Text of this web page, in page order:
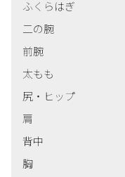
ふくらはぎ
二の腕
前腕
太もも
尻・ヒップ
肩
背中
胸